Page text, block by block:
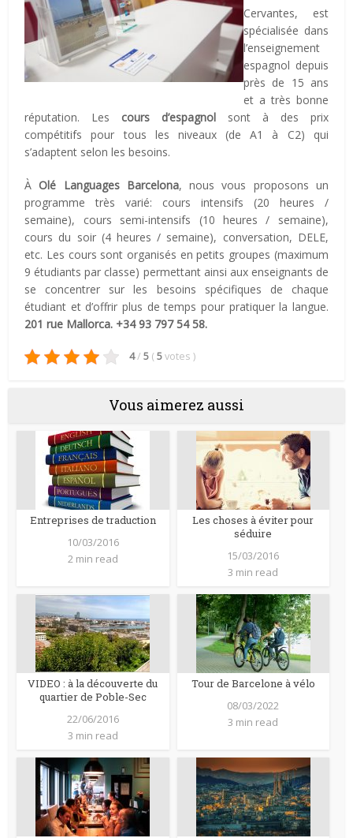
Cervantes, est
spécialisée dans
l’enseignement
espagnol depuis
près de 15 ans
et a très bonne
réputation. Les cours d’espagnol sont à des prix
compétitifs pour tous les niveaux (de A1 à C2) qui
s’adaptent selon les besoins.
À Olé Languages Barcelona, nous vous proposons un
programme très varié: cours intensifs (20 heures /
semaine), cours semi-intensifs (10 heures / semaine),
cours du soir (4 heures / semaine), conversation, DELE,
etc. Les cours sont organisés en petits groupes (maximum
9 étudiants par classe) permettant ainsi aux enseignants de
se concentrer sur les besoins spécifiques de chaque
étudiant et d’offrir plus de temps pour pratiquer la langue.
201 rue Mallorca. +34 93 797 54 58.
4/ 5 (5votes )
Vous aimerez aussi
Entreprises de traduction
10/03/2016
2 min read
Les choses à éviter pour
séduire
15/03/2016
3 min read
VIDEO : à la découverte du
quartier de Poble-Sec
22/06/2016
3 min read
Tour de Barcelone à vélo
08/03/2022
3 min read